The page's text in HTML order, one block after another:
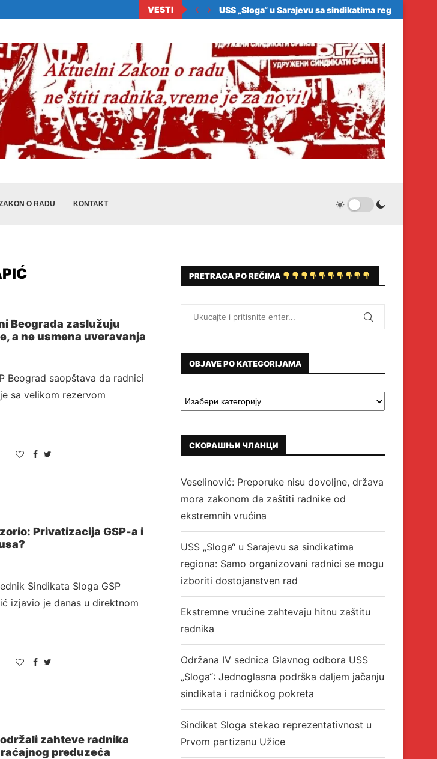
VESTI
Preporuke nisu dovoljne, država mora zakonom da...USS „Sloga“ u Sarajevu sa sindikatima regiona:
O RADU KONTAKT
Beograda zaslužuju
a ne usmena uveravanja
Beograd saopštava da radnici
sa velikom rezervom
Privatizacija GSP-a i
Sindikata Sloga GSP
izjavio je danas u direktnom
zahteve radnika
preduzeća
PRETRAGA PO REČIMA
OBJAVE PO KATEGORIJAMA
СКОРАШЊИ ЧЛАНЦИ
Veselinović: Preporuke nisu dovoljne, država
mora zakonom da zaštiti radnike od
ekstremnih vrućina
USS „Sloga“ u Sarajevu sa sindikatima
regiona: Samo organizovani radnici se mogu
izboriti dostojanstven rad
Ekstremne vrućine zahtevaju hitnu zaštitu
radnika
Održana IV sednica Glavnog odbora USS
„Sloga“: Jednoglasna podrška daljem jačanju
sindikata i radničkog pokreta
Sindikat Sloga stekao reprezentativnost u
Prvom partizanu Užice